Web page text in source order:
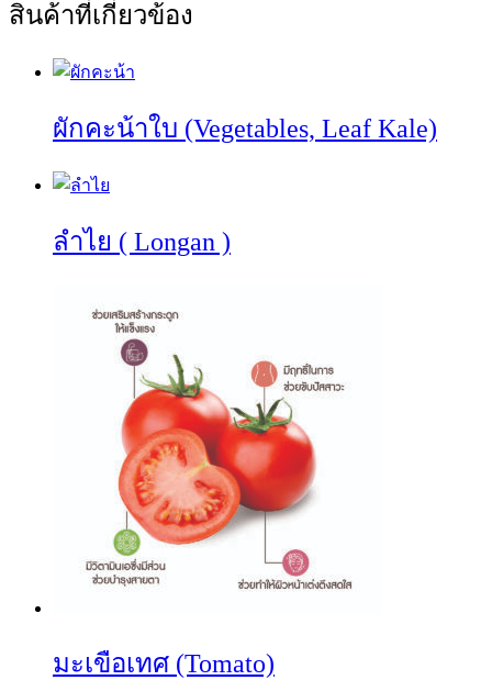
สินค้าที่เกี่ยวข้อง
ผักคะน้าใบ (Vegetables, Leaf Kale)
ลำไย ( Longan )
มะเขือเทศ (Tomato)